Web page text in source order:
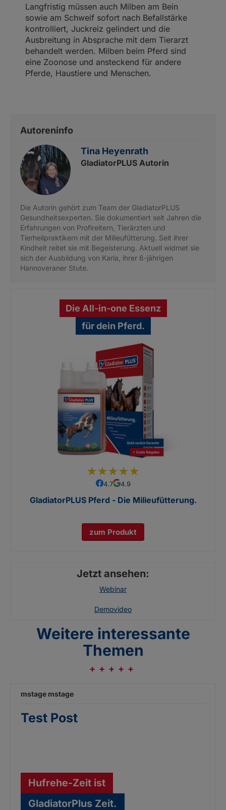
Langfristig müssen auch Milben am Bein
sowie am Schweif sofort nach Befallstärke
kontrolliert, Juckreiz gelindert und die
Ausbreitung in Absprache mit dem Tierarzt
behandelt werden. Milben beim Pferd sind
eine Zoonose und ansteckend für andere
Pferde, Haustiere und Menschen.
Autoreninfo
Tina Heyenrath
GladiatorPLUS Autorin
Die Autorin gehört zum Team der GladiatorPLUS
Gesundheitsexperten. Sie dokumentiert seit Jahren die
Erfahrungen von Profireitern, Tierärzten und
Tierheilpraktikern mit der Milieufütterung. Seit ihrer
Kindheit reitet sie mit Begeisterung. Aktuell widmet sie
sich der Ausbildung von Karla, ihrer 6-jährigen
Hannoveraner Stute.
Die All-in-one Essenz
für dein Pferd.
% of100
4.7 4.9
GladiatorPLUS Pferd - Die Milieufütterung.
zum Produkt
Jetzt ansehen:
Webinar
Demovideo
Weitere interessante
Themen
mstage mstage
Test Post
Hufrehe-Zeit ist
GladiatorPlus Zeit.